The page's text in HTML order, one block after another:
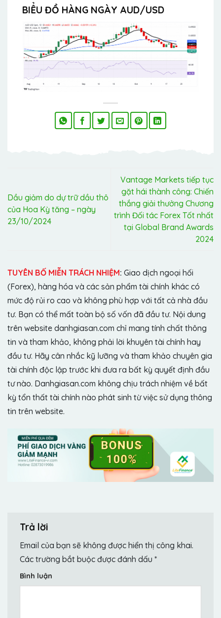
BIỂU ĐỒ HÀNG NGÀY AUD/USD
Dầu giảm do dự trữ dầu thô
của Hoa Kỳ tăng – ngày
23/10/2024
Vantage Markets tiếp tục
gặt hái thành công: Chiến
thắng giải thưởng Chương
trình Đối tác Forex Tốt nhất
tại Global Brand Awards
2024
TUYÊN BỐ MIỄN TRÁCH NHIỆM: Giao dịch ngoại hối
(Forex), hàng hóa và các sản phẩm tài chính khác có
mức độ rủi ro cao và không phù hợp với tất cả nhà đầu
tư. Bạn có thể mất toàn bộ số vốn đã đầu tư. Nội dung
trên website danhgiasan.com chỉ mang tính chất thông
tin và tham khảo, không phải lời khuyên tài chính hay
đầu tư. Hãy cân nhắc kỹ lưỡng và tham khảo chuyên gia
tài chính độc lập trước khi đưa ra bất kỳ quyết định đầu
tư nào. Danhgiasan.com không chịu trách nhiệm về bất
kỳ tổn thất tài chính nào phát sinh từ việc sử dụng thông
tin trên website.
Trả lời
Email của bạn sẽ không được hiển thị công khai.
Các trường bắt buộc được đánh dấu *
Bình luận